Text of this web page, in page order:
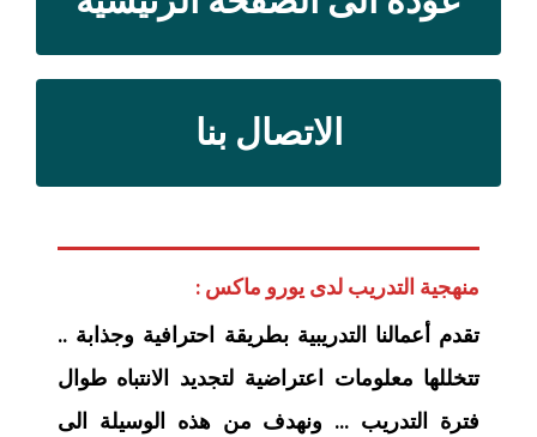
الاتصال بنا
منهجية التدريب لدى يورو ماكس :
تقدم أعمالنا التدريبية بطريقة احترافية وجذابة ..
تتخللها معلومات اعتراضية لتجديد الانتباه طوال
فترة التدريب … ونهدف من هذه الوسيلة الى